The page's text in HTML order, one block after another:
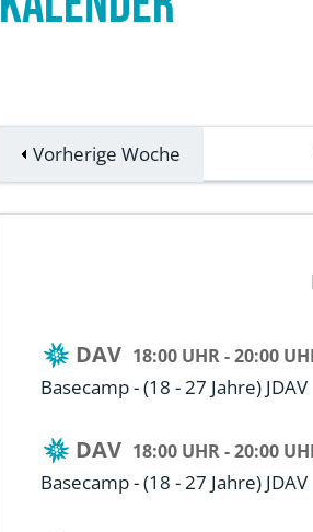
Vorherige Woche
DAV 18:00 UHR - 20:00
Basecamp - (18 - 27 Jahre) JDAV
DAV 18:00 UHR - 20:00
Basecamp - (18 - 27 Jahre) JDAV